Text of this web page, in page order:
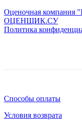
Оценочная компания
ОЦЕНЩИК.СУ
Политика
Способы оплаты
Условия возврата